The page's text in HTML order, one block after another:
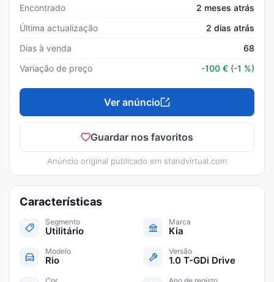
Encontrado
2 meses atrás
Última actualização
2 dias atrás
Dias à venda
68
Variação de preço
-100 € (-1 %)
Ver anúncio
Guardar nos favoritos
Anúncio original publicado em standvirtual.com
Características
Segmento
Utilitário
Marca
Kia
Modelo
Rio
Versão
1.0 T-GDi Drive